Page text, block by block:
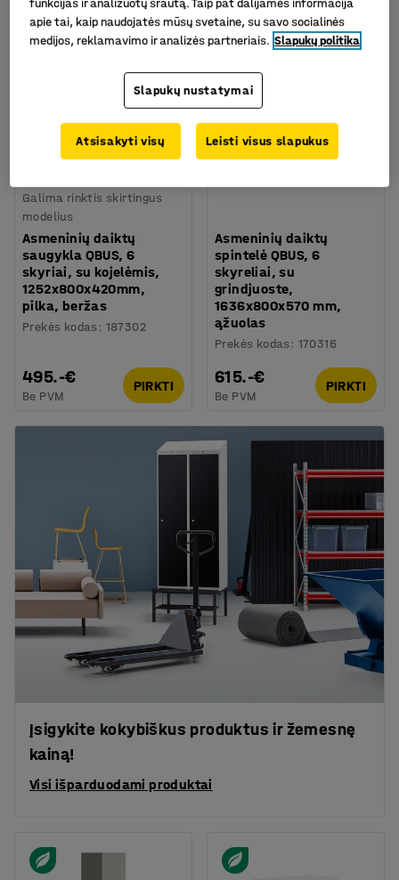
Galima rinktis skirtingus
modelius
Asmeninių daiktų
saugykla QBUS, 6
skyriai, su kojelėmis,
1252x800x420mm,
pilka, beržas
Prekės kodas : 187302
495.-€
Be PVM
PIRKTI
Asmeninių daiktų
spintelė QBUS, 6
skyreliai, su
grindjuoste,
1636x800x570 mm,
ąžuolas
Prekės kodas : 170316
615.-€
Be PVM
PIRKTI
Įsigykite kokybiškus produktus ir žemesnę
kainą!
Visi išparduodami produktai
apie tai, kaip naudojatės mūsų svetaine, su savo socialinės
medijos, reklamavimo ir analizės partneriais. Slapukų politika
Slapukų nustatymai
Atsisakyti visų Leisti visus slapukus